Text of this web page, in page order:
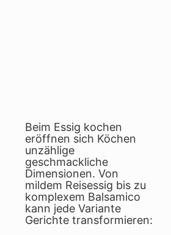
Beim Essig kochen
eröffnen sich Köchen
unzählige
geschmackliche
Dimensionen. Von
mildem Reisessig bis zu
komplexem Balsamico
kann jede Variante
Gerichte transformieren: